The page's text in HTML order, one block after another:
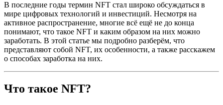
В последние годы термин NFT стал широко обсуждаться в
мире цифровых технологий и инвестиций. Несмотря на
активное распространение, многие всё ещё не до конца
понимают, что такое NFT и каким образом на них можно
заработать. В этой статье мы подробно разберём, что
представляют собой NFT, их особенности, а также расскажем
о способах заработка на них.
Что такое NFT?